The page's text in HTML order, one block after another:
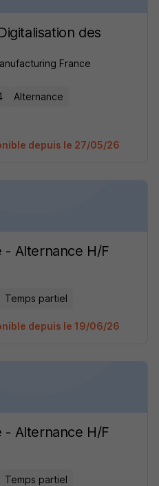
des
France
Alternance
depuis le 27/05/26
- Alternance H/F
Temps partiel
depuis le 19/06/26
- Alternance H/F
Temps partiel